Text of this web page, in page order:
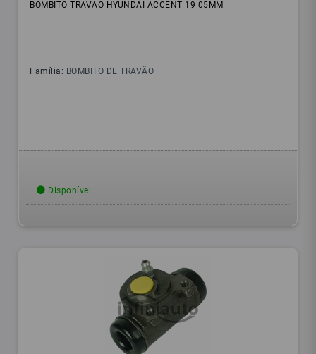
BOMBITO TRAVAO HYUNDAI ACCENT 19 05MM
Família: BOMBITO DE TRAVÃO
Disponível